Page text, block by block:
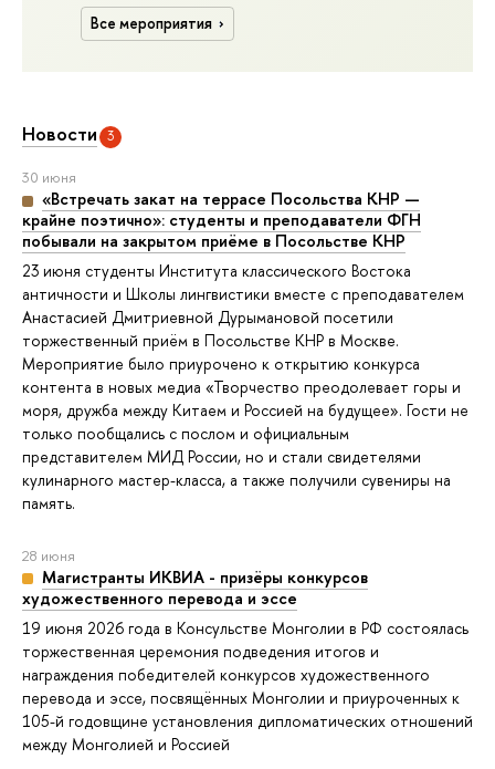
Все мероприятия
Новости 3
30 июня
«Встречать закат на террасе Посольства КНР —
крайне поэтично»: студенты и преподаватели ФГН
побывали на закрытом приёме в Посольстве КНР
23 июня студенты Института классического Востока
античности и Школы лингвистики вместе с преподавателем
Анастасией Дмитриевной Дурымановой посетили
торжественный приём в Посольстве КНР в Москве.
Мероприятие было приурочено к открытию конкурса
контента в новых медиа «Творчество преодолевает горы и
моря, дружба между Китаем и Россией на будущее». Гости не
только пообщались с послом и официальным
представителем МИД России, но и стали свидетелями
кулинарного мастер-класса, а также получили сувениры на
память.
28 июня
Магистранты ИКВИА - призёры конкурсов
художественного перевода и эссе
19 июня 2026 года в Консульстве Монголии в РФ состоялась
торжественная церемония подведения итогов и
награждения победителей конкурсов художественного
перевода и эссе, посвящённых Монголии и приуроченных к
105-й годовщине установления дипломатических отношений
между Монголией и Россией